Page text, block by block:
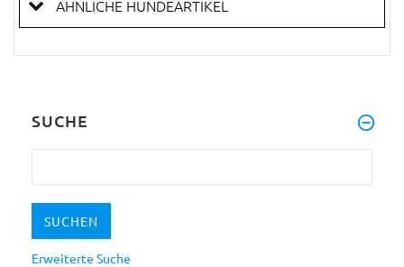
ÄHNLICHE HUNDEARTIKEL
SUCHE
Erweiterte Suche